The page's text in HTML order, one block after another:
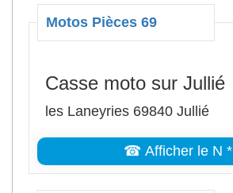
Motos Pièces 69
Casse moto sur Jullié
les Laneyries 69840 Jullié
☎ Afficher le N *